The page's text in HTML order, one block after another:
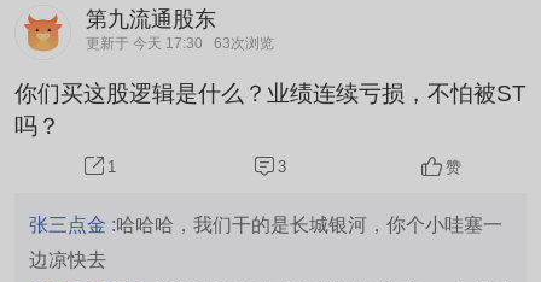
第九流通股东
更新于 今天 17:30 63次浏览
你们买这股逻辑是什么？业绩连续亏损，不怕被ST
吗？
1 3 赞
张三点金 :哈哈哈，我们干的是长城银河，你个小哇塞一
边凉快去